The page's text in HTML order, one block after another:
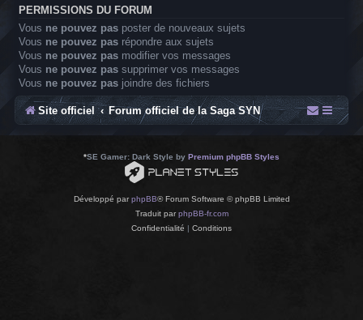
PERMISSIONS DU FORUM
Vous ne pouvez pas poster de nouveaux sujets
Vous ne pouvez pas répondre aux sujets
Vous ne pouvez pas modifier vos messages
Vous ne pouvez pas supprimer vos messages
Vous ne pouvez pas joindre des fichiers
Site officiel Forum officiel de la Saga SYN
*SE Gamer: Dark Style by Premium phpBB Styles
Développé parphpBB® Forum Software © phpBB Limited
Traduit parphpBB-fr.com
Confidentialité | Conditions